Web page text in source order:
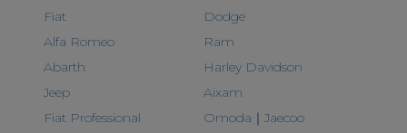
Fiat
Alfa Romeo
Abarth
Jeep
Fiat Professional
Dodge
Ram
Harley Davidson
Aixam
Omoda｜Jaecoo